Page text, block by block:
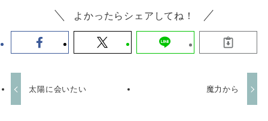
よかったらシェアしてね！
太陽に会いたい 魔力から